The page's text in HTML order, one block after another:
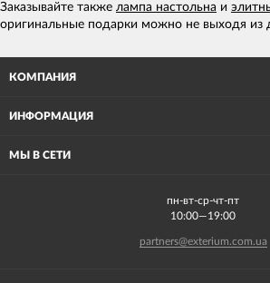
Заказывайте также лампа настольна и
оригинальные подарки можно не выходя из
КОМПАНИЯ
ИНФОРМАЦИЯ
МЫ В СЕТИ
пн-вт-ср-чт-пт
10:00—19:00
partners@exterium.com.ua